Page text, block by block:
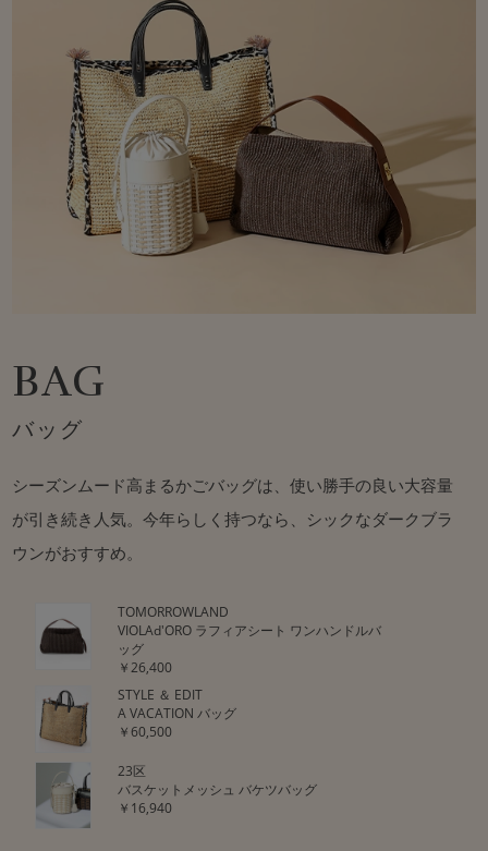
BAG
バッグ
シーズンムード高まるかごバッグは、使い勝手の良い大容量
が引き続き人気。今年らしく持つなら、シックなダークブラ
ウンがおすすめ。
TOMORROWLAND
VIOLAd'ORO ラフィアシート ワンハンドルバ
ッグ
￥26,400
STYLE ＆ EDIT
A VACATION バッグ
￥60,500
23区
バスケットメッシュ バケツバッグ
￥16,940